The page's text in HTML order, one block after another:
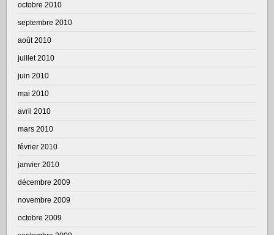
octobre 2010
septembre 2010
août 2010
juillet 2010
juin 2010
mai 2010
avril 2010
mars 2010
février 2010
janvier 2010
décembre 2009
novembre 2009
octobre 2009